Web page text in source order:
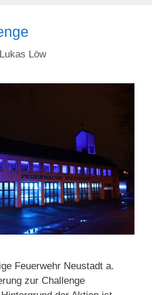
Lukas Löw
Feuerwehr Neustadt a.
zur Challenge